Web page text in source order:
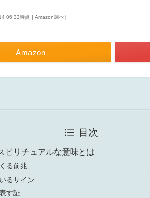
06:33時点 | Amazon調べ）
Amazon
目次
ピリチュアルな意味とは
る前兆
るサイン
す証